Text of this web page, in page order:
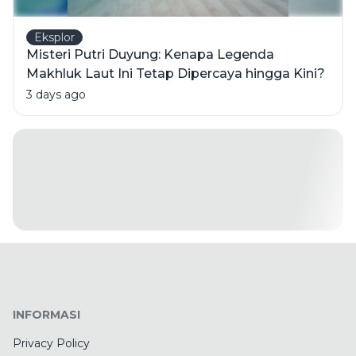
Eksplor
Misteri Putri Duyung: Kenapa Legenda
Makhluk Laut Ini Tetap Dipercaya hingga Kini?
3 days ago
INFORMASI
Privacy Policy